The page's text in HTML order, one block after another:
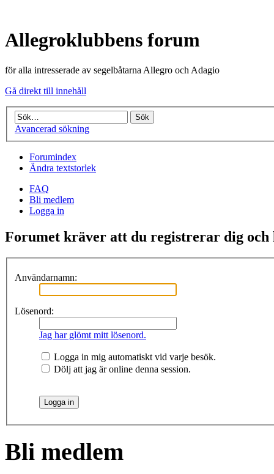
Allegroklubbens forum
för alla intresserade av segelbåtarna Allegro och Adagio
Gå direkt till innehåll
Avancerad sökning
Forumindex
Ändra textstorlek
FAQ
Bli medlem
Logga in
Forumet kräver att du registrerar dig
Användarnamn:
Lösenord:
Jag har glömt mitt lösenord.
Logga in mig automatiskt vid varje besök.
Dölj att jag är online denna session.
Bli medlem